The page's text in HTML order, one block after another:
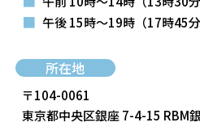
■ 午後 15時～19時 （17時45
所在地
〒104-0061
東京都中央区銀座 7-4-15 RBM